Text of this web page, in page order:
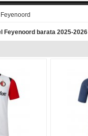
Feyenoord barata 2025-2026